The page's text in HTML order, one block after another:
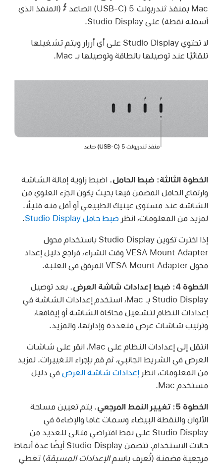
Mac بمنفذ ثندربولت 5 (USB-C) الصاعد
(المنفذ الذي
أسفله نقطة) على Studio Display.
لا تحتوي Studio Display على أي أزرار ويتم تشغيلها
تلقائيًا عند توصيلها بالطاقة وتوصيلها بـ Mac.
الخطوة الثالثة: ضبط الحامل.
اضبط زاوية إمالة الشاشة
وارتفاع الحامل المضمن فيها بحيث يكون الجزء العلوي من
الشاشة عند مستوى عينيك الطبيعي أو أقل منه قليلًا.
لمزيد من المعلومات، انظر ضبط حامل Studio Display
إذا اخترت تكوين Studio Display باستخدام محول
VESA Mount Adapter وقت الشراء، فراجع دليل إعداد
محول VESA Mount Adapter المرفق في العلبة.
الخطوة 4: ضبط إعدادات شاشة العرض.
بعد توصيل
Studio Display بـ Mac، استخدم إعدادات الشاشة في
إعدادات النظام لتشغيل محاكاة الشاشة أو إيقافها،
وترتيب شاشات عرض متعددة وإدارتها، والمزيد.
انتقل إلى إعدادات النظام على Mac، انقر على شاشات
العرض في الشريط الجانبي، ثم قم بإجراء التغييرات. لمزيد
من المعلومات، انظر إعدادات شاشة العرض في دليل
مستخدم Mac.
الخطوة 5: تغيير النمط المرجعي.
يتم تعيين مساحة
الألوان والنقطة البيضاء وسمات غاما والإضاءة في
Studio Display على نمط افتراضي مثالي للعديد من
حالات الاستخدام. تتضمن Studio Display أيضًا عدة أنماط
مرجعية مضمنة (تُعرف باسمالإعدادات المسبقة) تغطي